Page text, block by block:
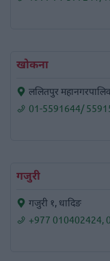
खोकना
ललितपुर
01-5591644/
गजुरी
गजुरी १, धादिङ
+977 010402424,